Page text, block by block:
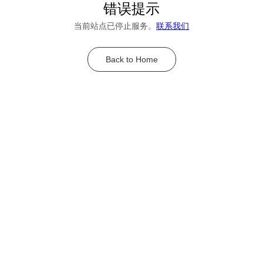
错误提示
当前站点已停止服务。 联系我们
Back to Home